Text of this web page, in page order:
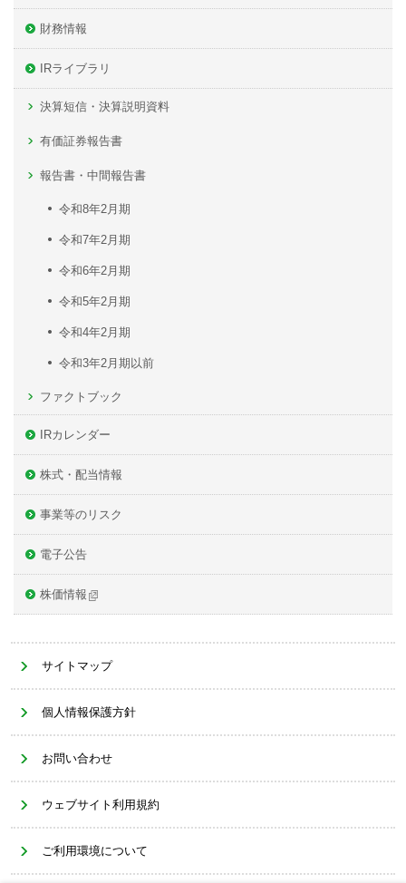
財務情報
IRライブラリ
決算短信・決算説明資料
有価証券報告書
報告書・中間報告書
令和8年2月期
令和7年2月期
令和6年2月期
令和5年2月期
令和4年2月期
令和3年2月期以前
ファクトブック
IRカレンダー
株式・配当情報
事業等のリスク
電子公告
株価情報
サイトマップ
個人情報保護方針
お問い合わせ
ウェブサイト利用規約
ご利用環境について